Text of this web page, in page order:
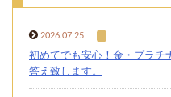
2026.07.25
初めてでも安心！金・プラチ
答え致します。